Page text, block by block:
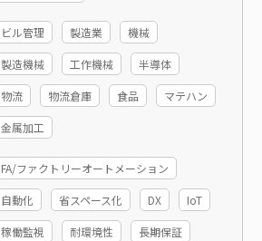
ビル管理 製造業 機械
製造機械 工作機械 半導体
物流 物流倉庫 食品 マテハン
金属加工
FA/ファクトリーオートメーション
自動化 省スペース化 DX IoT
稼働監視 耐環境性 長期保証